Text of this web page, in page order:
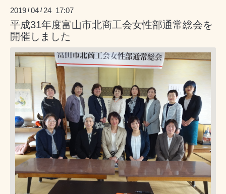
2019 /04 / 24 17:07
平成31年度富山市北商工会女性部通常総会を
開催しました